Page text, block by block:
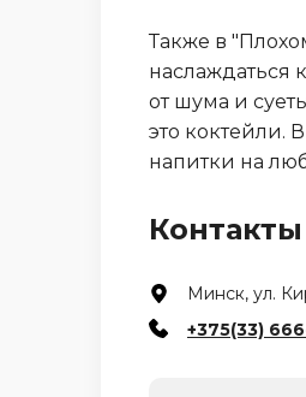
Также в
наслаждаться
от шума и
это коктейли.
напитки на
Контакты
Минск, ул.
+375(33)